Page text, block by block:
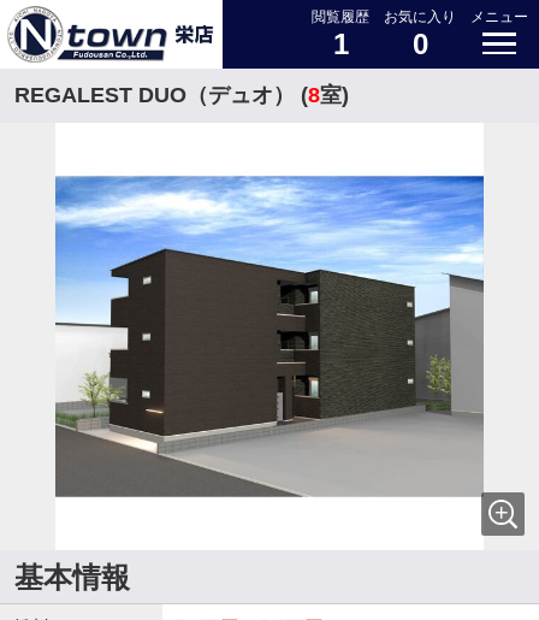
閲覧履歴
1
お気に入り
0
メニュー
REGALEST DUO（デュオ） (8室)
基本情報